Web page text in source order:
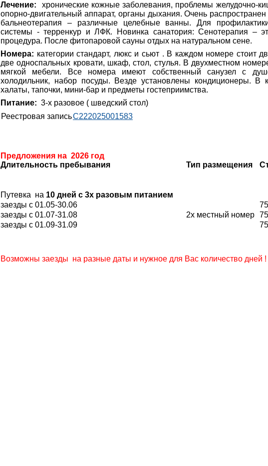
Лечение:
хронические кожные заболевания, проблемы желудочно-
опорно-двигательный аппарат, органы дыхания. Очень
бальнеотерапия – различные целебные ванны. Для
системы - терренкур и ЛФК. Новинка санатория: Сенотерапия –
процедура. После фитопаровой сауны отдых на натуральном сене.
Номера: категории стандарт, люкс и сьют . В каждом номере стоит
две односпальных кровати, шкаф, стол, стулья. В двухместном
мягкой мебели. Все номера имеют собственный санузел с
холодильник, набор посуды. Везде установлены кондиционеры. В
халаты, тапочки, мини-бар и предметы гостеприимства.
Питание: 3-х разовое ( шведский стол)
Реестровая записьС222025001583
Предложения на 2026 год
Длительность пребывания
Тип размещения
Путевка на 10 дней с 3х разовым питанием
заезды с 01.05-30.06
заезды с 01.07-31.08
заезды с 01.09-31.09
2х местный номер
Возможны заезды на разные даты и нужное для Вас количество дней !